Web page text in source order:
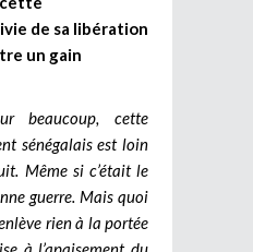
de sa libération
un gain
beaucoup, cette
sénégalais est loin
Même si c’était le
guerre. Mais quoi
rien à la portée